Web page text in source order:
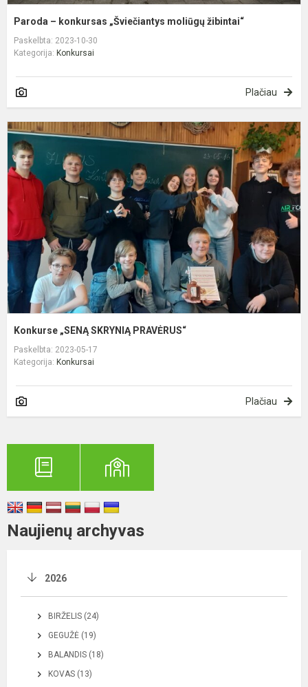
Paroda – konkursas „Šviečiantys moliūgų žibintai“
Paskelbta: 2023-10-30
Kategorija: Konkursai
Plačiau
Konkurse „SENĄ SKRYNIĄ PRAVĖRUS“
Paskelbta: 2023-05-17
Kategorija: Konkursai
Plačiau
Naujienų archyvas
2026
BIRŽELIS (24)
GEGUŽĖ (19)
BALANDIS (18)
KOVAS (13)